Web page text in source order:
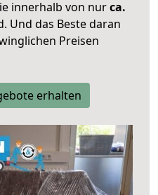
innerhalb von nurca.
Und das Beste daran
Preisen
erhalten